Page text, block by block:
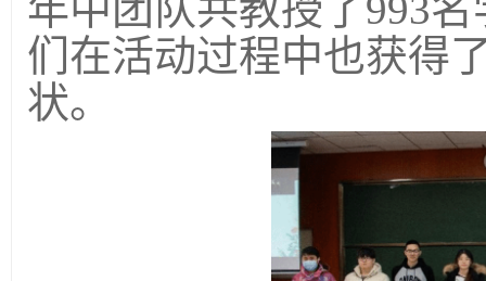
们在活动过程中也获得
状。